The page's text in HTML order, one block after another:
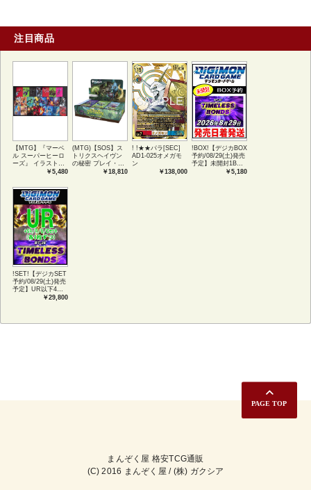
注目商品
【MTG】『マーベ
ル スーパーヒーロ
ーズ』 イラストコ
レクション 54種コ
アートカード(JPN)
￥5,480
(MTG)【SOS】ス
トリクスヘイヴン
の秘密 プレイ・ブ
ースター1BOX日本
￥18,810
! !★★パラ[SEC]
AD1-025オメガモ
ン
￥138,000
!BOX!【デジカBOX
予約/08/29(土)発売
予定】未開封1BOX
￥5,180
!SET!【デジカSET
予約/08/29(土)発売
予定】UR以下4コ
ンセット 【BT-￥29,800
まんぞく屋 格安TCG通販
(C) 2016 まんぞく屋 / (株) ガクシア